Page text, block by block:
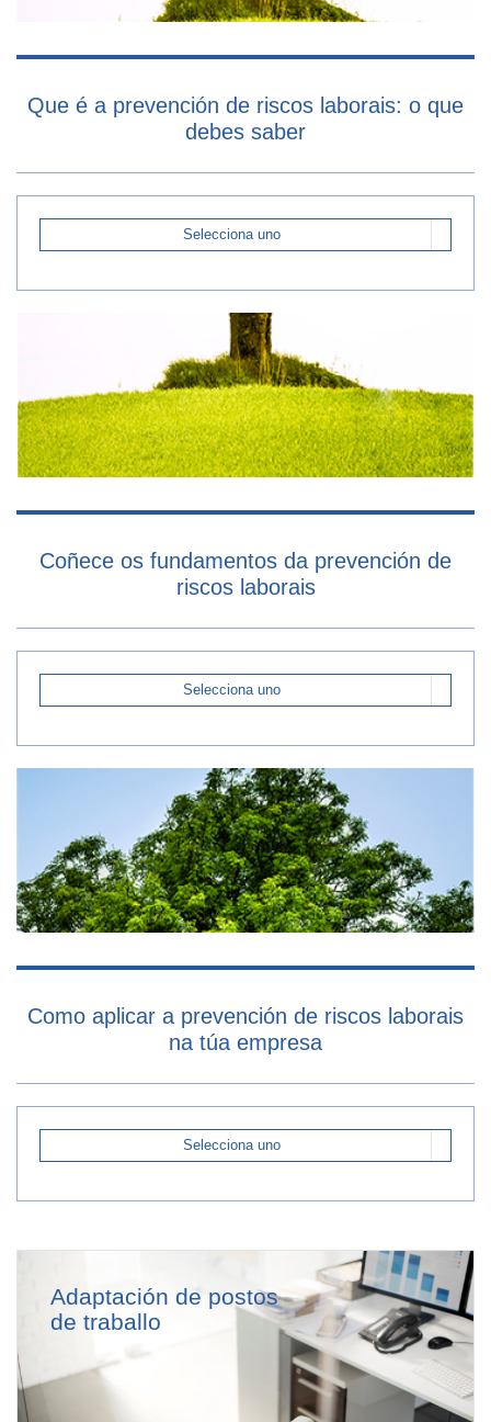
Que é a prevención de riscos laborais: o que
debes saber
Selecciona uno
Coñece os fundamentos da prevención de
riscos laborais
Selecciona uno
Como aplicar a prevención de riscos laborais
na túa empresa
Selecciona uno
Adaptación de postos
de traballo